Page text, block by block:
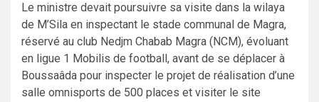
Le ministre devait poursuivre sa visite dans la wilaya
de M’Sila en inspectant le stade communal de Magra,
réservé au club Nedjm Chabab Magra (NCM), évoluant
en ligue 1 Mobilis de football, avant de se déplacer à
Boussaâda pour inspecter le projet de réalisation d’une
salle omnisports de 500 places et visiter le site